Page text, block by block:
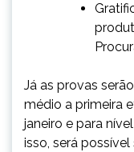
Já as provas
médio a primeira
janeiro e para
isso, será